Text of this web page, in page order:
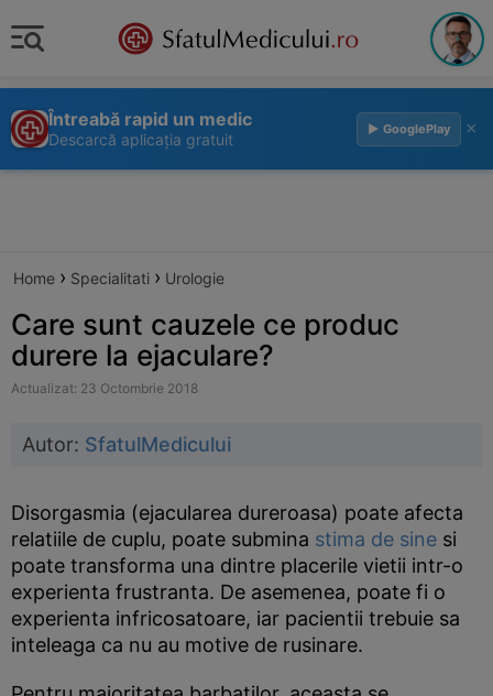
Întreabă rapid un medic
Descarcă aplicația gratuit
▶ GooglePlay ×
Home › Specialitati › Urologie
Care sunt cauzele ce produc
durere la ejaculare?
Actualizat: 23 Octombrie 2018
Autor: SfatulMedicului
Disorgasmia (ejacularea dureroasa) poate afecta
relatiile de cuplu, poate submina stima de sine si
poate transforma una dintre placerile vietii intr-o
experienta frustranta. De asemenea, poate fi o
experienta infricosatoare, iar pacientii trebuie sa
inteleaga ca nu au motive de rusinare.